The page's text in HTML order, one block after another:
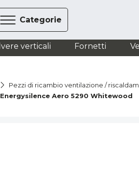
Categorie
verticali Fornetti
Pezzi di ricambio ventilazione /
Aero 5290 Whitewood